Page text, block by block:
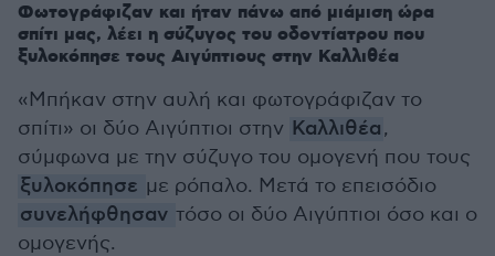
Φωτογράφιζαν και ήταν πάνω από μιάμιση ώρα
σπίτι μας, λέει η σύζυγος του οδοντίατρου που
ξυλοκόπησε τους Αιγύπτιους στην Καλλιθέα
«Μπήκαν στην αυλή και φωτογράφιζαν το
σπίτι» οι δύο Αιγύπτιοι στην Καλλιθέα,
σύμφωνα με την σύζυγο του ομογενή που τους
ξυλοκόπησε με ρόπαλο. Μετά το επεισόδιο
συνελήφθησαν τόσο οι δύο Αιγύπτιοι όσο και ο
ομογενής.